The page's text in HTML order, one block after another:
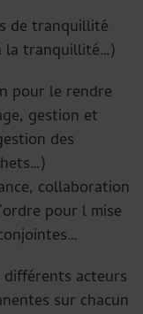
de tranquillité
la tranquillité…)
pour le rendre
gestion et
des
collaboration
pour l mise
acteurs
sur chacun